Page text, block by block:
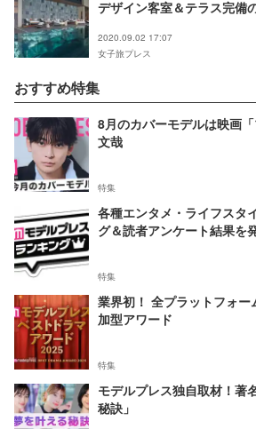
デザイン客室＆テラス完備
2020.09.02 17:07
女子旅プレス
おすすめ特集
8月のカバーモデルは映画
文哉
特集
各種エンタメ・ライフスタ
グ＆読者アンケート結果を
特集
業界初！ 全プラットフォ
加型アワード
特集
モデルプレス独自取材！著
秘訣」